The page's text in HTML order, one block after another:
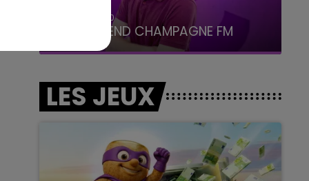
16h00 - 20h00
LE WEEK-END CHAMPAGNE FM
LES JEUX